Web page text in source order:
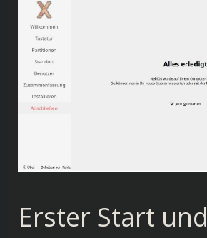
Erster Start und